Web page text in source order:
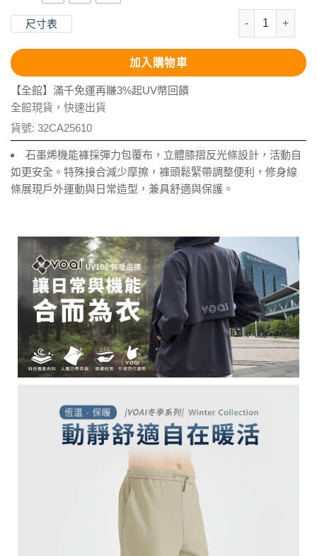
尺寸表
石墨烯恆溫舒
加入購物車
【全館】滿千免運再賺3%起UV幣回饋
全館現貨，快速出貨
貨號: 32CA25610
石墨烯機能褲採彈力包覆布，立體膝摺反光條設計，活動自
如更安全。特殊接合減少摩擦，褲頭鬆緊帶調整便利，修身線
條展現戶外運動與日常造型，兼具舒適與保護。